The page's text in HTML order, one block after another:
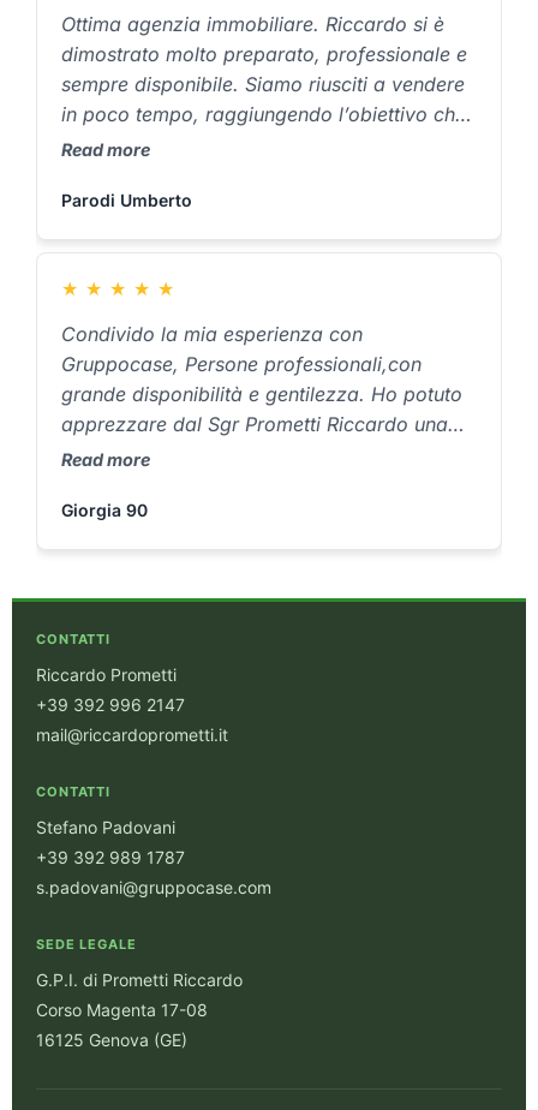
e di propormi soluzioni che si adattavano
perfettamente ala mia richiesta . Inoltre,
hanno gestito ogni fase della trattativa con
trasparenza e precisione, facendomi sentire
sempre supportato. Consiglio vivamente
Gruppocase a chiunque sia alla ricerca di un
servizio immobiliare di alto livello!
Ottima agenzia immobiliare. Riccardo si è
dimostrato molto preparato, professionale e
sempre disponibile. Siamo riusciti a vendere
in poco tempo, raggiungendo l’obiettivo che
ci eravamo prefissati. Agenzia
tutto il team.
Read more
Parodi Umberto
★ ★ ★ ★ ★
Condivido la mia esperienza con
Gruppocase, Persone professionali,con
grande disponibilità e gentilezza. Ho potuto
apprezzare dal Sgr Prometti Riccardo una
gentilezza ed un aiuto nel risolvere le mie
professionale ma anche Umano ,cosa che
non ho riscontrato purtroppo in tante altre
persone è importante, specialmente nella
ricerca delicata della propria casa. Grazie
mille Gruppo Case.
Read more
Giorgia 90
CONTATTI
Riccardo Prometti
+39 392 996 2147
mail@riccardoprometti.it
CONTATTI
Stefano Padovani
+39 392 989 1787
s.padovani@gruppocase.com
SEDE LEGALE
G.P.I. di Prometti Riccardo
Corso Magenta 17-08
16125 Genova (GE)